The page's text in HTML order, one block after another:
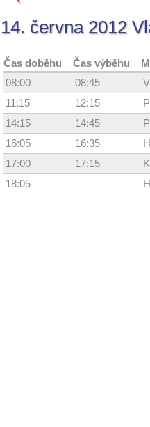
14. června 2012
Čas doběhu Čas výběhu
08:00
08:45
11:15
12:15
14:15
14:45
16:05
16:35
17:00
17:15
18:05